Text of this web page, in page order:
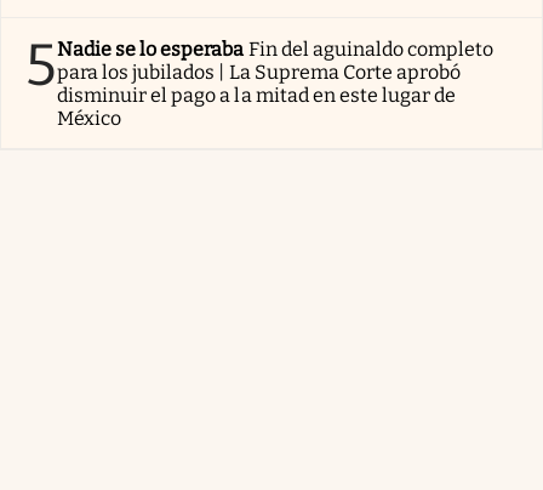
5Nadie se lo esperaba Fin del aguinaldo completo
para los jubilados | La Suprema Corte aprobó
disminuir el pago a la mitad en este lugar de
México